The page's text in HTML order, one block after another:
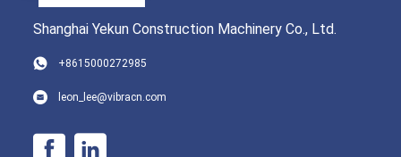
Shanghai Yekun Construction Machinery Co., Ltd.
+8615000272985
leon_lee@vibracn.com